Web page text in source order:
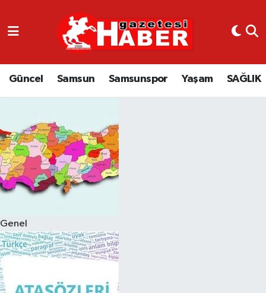
Güncel Samsun Samsunspor Yaşam SAĞLIK
Genel
GÜNCEL
SAMSUN
EKONOMİ
YAŞAM